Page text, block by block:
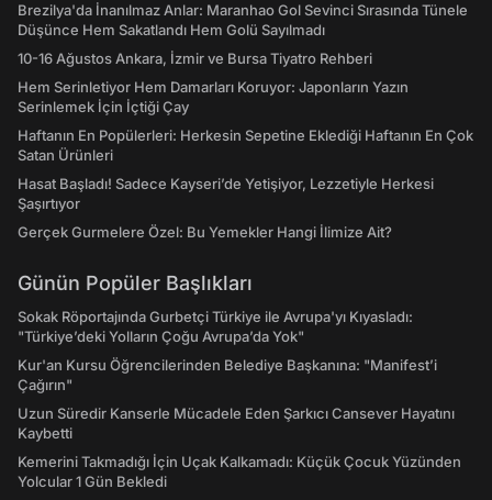
Brezilya'da İnanılmaz Anlar: Maranhao Gol Sevinci Sırasında Tünele
Düşünce Hem Sakatlandı Hem Golü Sayılmadı
10-16 Ağustos Ankara, İzmir ve Bursa Tiyatro Rehberi
Hem Serinletiyor Hem Damarları Koruyor: Japonların Yazın
Serinlemek İçin İçtiği Çay
Haftanın En Popülerleri: Herkesin Sepetine Eklediği Haftanın En Çok
Satan Ürünleri
Hasat Başladı! Sadece Kayseri’de Yetişiyor, Lezzetiyle Herkesi
Şaşırtıyor
Gerçek Gurmelere Özel: Bu Yemekler Hangi İlimize Ait?
Günün Popüler Başlıkları
Sokak Röportajında Gurbetçi Türkiye ile Avrupa'yı Kıyasladı:
"Türkiye’deki Yolların Çoğu Avrupa’da Yok"
Kur'an Kursu Öğrencilerinden Belediye Başkanına: "Manifest’i
Çağırın"
Uzun Süredir Kanserle Mücadele Eden Şarkıcı Cansever Hayatını
Kaybetti
Kemerini Takmadığı İçin Uçak Kalkamadı: Küçük Çocuk Yüzünden
Yolcular 1 Gün Bekledi